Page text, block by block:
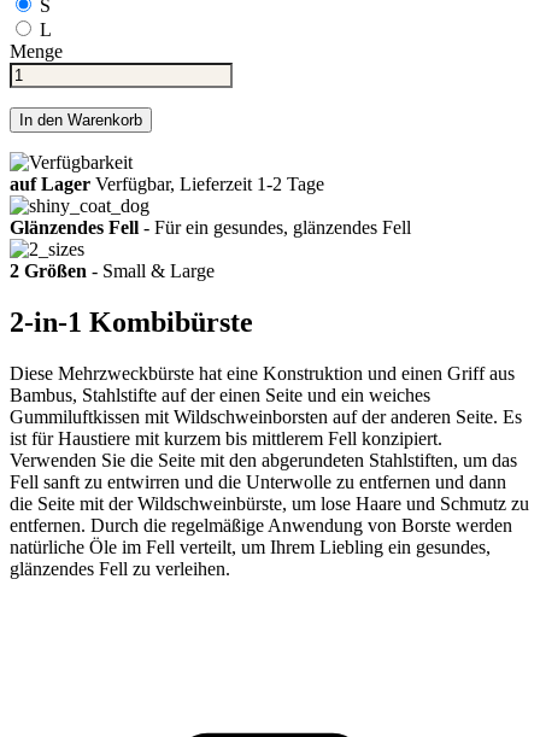
S
L
Menge
In den Warenkorb
auf Lager Verfügbar, Lieferzeit 1-2 Tage
Glänzendes Fell - Für ein gesundes, glänzendes Fell
2 Größen - Small & Large
2-in-1 Kombibürste
Diese Mehrzweckbürste hat eine Konstruktion und einen Griff aus
Bambus, Stahlstifte auf der einen Seite und ein weiches
Gummiluftkissen mit Wildschweinborsten auf der anderen Seite. Es
ist für Haustiere mit kurzem bis mittlerem Fell konzipiert.
Verwenden Sie die Seite mit den abgerundeten Stahlstiften, um das
Fell sanft zu entwirren und die Unterwolle zu entfernen und dann
die Seite mit der Wildschweinbürste, um lose Haare und Schmutz zu
entfernen. Durch die regelmäßige Anwendung von Borste werden
natürliche Öle im Fell verteilt, um Ihrem Liebling ein gesundes,
glänzendes Fell zu verleihen.